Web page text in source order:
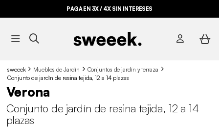
PAGA EN 3X / 4X SIN INTERESES
sweeek Muebles de Jardín
Conjuntos de jardín y terraza
Conjunto de jardín de resina tejida, 12 a 14 plazas
Verona
Conjunto de jardín de resina tejida, 12 a 14
plazas